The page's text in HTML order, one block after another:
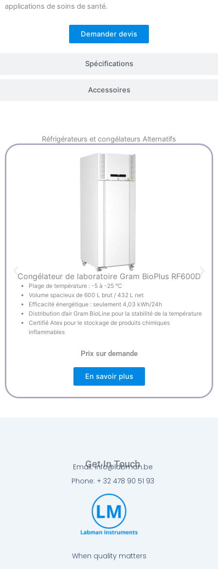
Spécifications
Accessoires
applications de soins de santé.
Demander devis
Réfrigérateurs et congélateurs Alternatifs
Congélateur de laboratoire Gram BioPlus RF600D
Plage de température : -5 à -25 °C
Volume spacieux de 600 L brut / 432 L net
Efficacité énergétique : seulement 4,03 kWh/24h
Distribution d’air Gram BioLine pour la stabilité de la température
Certifié Atex pour le stockage de produits chimiques
inflammables
Prix sur demande
En savoir plus
When quality matters
Get In Touch
Email: info@labman.be
Phone: + 32 478 90 51 93